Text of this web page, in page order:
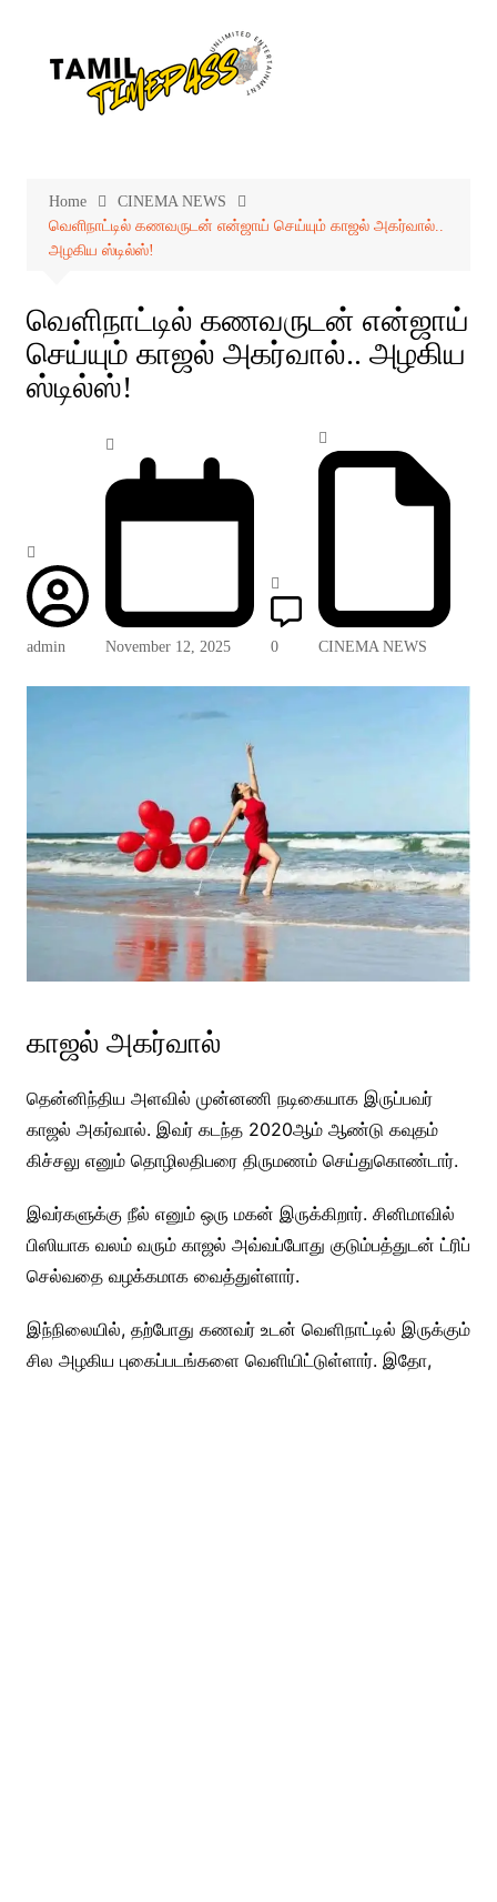
Home
CINEMA NEWS
வெளிநாட்டில் கணவருடன் என்ஜாய் செய்யும் காஜல் அகர்வால்..
அழகிய ஸ்டில்ஸ்!
வெளிநாட்டில் கணவருடன் என்ஜாய்
செய்யும் காஜல் அகர்வால்.. அழகிய
ஸ்டில்ஸ்!
admin November 12, 2025 0 CINEMA NEWS
காஜல் அகர்வால்
தென்னிந்திய அளவில் முன்னணி நடிகையாக இருப்பவர்
காஜல் அகர்வால். இவர் கடந்த 2020ஆம் ஆண்டு கவுதம்
கிச்சலு எனும் தொழிலதிபரை திருமணம் செய்துகொண்டார்.
இவர்களுக்கு நீல் எனும் ஒரு மகன் இருக்கிறார். சினிமாவில்
பிஸியாக வலம் வரும் காஜல் அவ்வப்போது குடும்பத்துடன் ட்ரிப்
செல்வதை வழக்கமாக வைத்துள்ளார்.
இந்நிலையில், தற்போது கணவர் உடன் வெளிநாட்டில் இருக்கும்
சில அழகிய புகைப்படங்களை வெளியிட்டுள்ளார். இதோ,